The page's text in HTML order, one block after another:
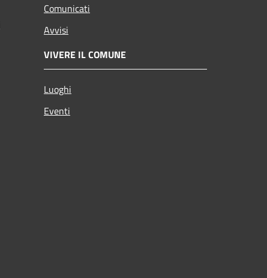
Comunicati
Avvisi
VIVERE IL COMUNE
Luoghi
Eventi